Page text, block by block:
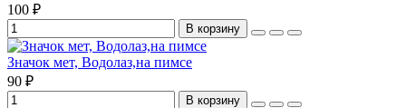
100 ₽
В корзину
Значок мет, Водолаз,на пимсе
90 ₽
В корзину